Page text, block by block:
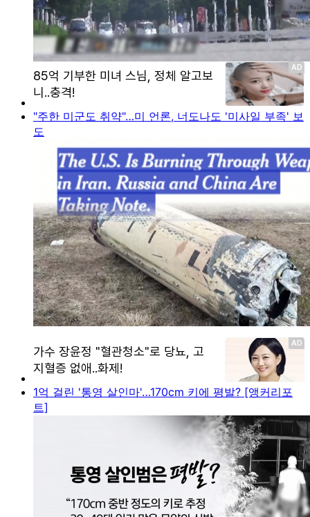
"주한 미군도 취약"…미 언론, 너도나도 '미사일 부족' 보
도
1억 걸린 '통영 살인마'…170cm 키에 평발? [앵커리포
트]